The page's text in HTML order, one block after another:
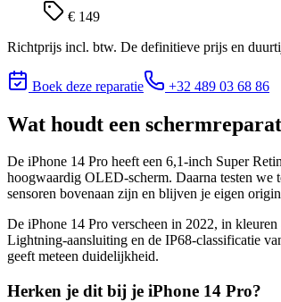
€ 149
Richtprijs incl. btw. De definitieve prijs en
Boek deze reparatie +32 489 03 68 86
Wat houdt een
De iPhone 14 Pro heeft een 6,1-inch Super
hoogwaardig OLED-scherm. Daarna testen we
sensoren bovenaan zijn en blijven je eigen
De iPhone 14 Pro verscheen in 2022, in
Lightning-aansluiting en de IP68-classificatie
geeft meteen duidelijkheid.
Herken je dit bij je iPhone 14 Pro?